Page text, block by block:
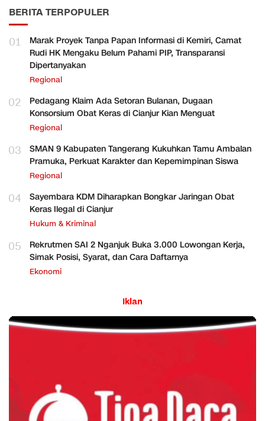
BERITA TERPOPULER
01
Marak Proyek Tanpa Papan Informasi di Kemiri, Camat
Rudi HK Mengaku Belum Pahami PIP, Transparansi
Dipertanyakan
Regional
02
Pedagang Klaim Ada Setoran Bulanan, Dugaan
Konsorsium Obat Keras di Cianjur Kian Menguat
Regional
03
SMAN 9 Kabupaten Tangerang Kukuhkan Tamu Ambalan
Pramuka, Perkuat Karakter dan Kepemimpinan Siswa
Regional
04
Sayembara KDM Diharapkan Bongkar Jaringan Obat
Keras Ilegal di Cianjur
Hukum & Kriminal
05
Rekrutmen SAI 2 Nganjuk Buka 3.000 Lowongan Kerja,
Simak Posisi, Syarat, dan Cara Daftarnya
Ekonomi
Iklan